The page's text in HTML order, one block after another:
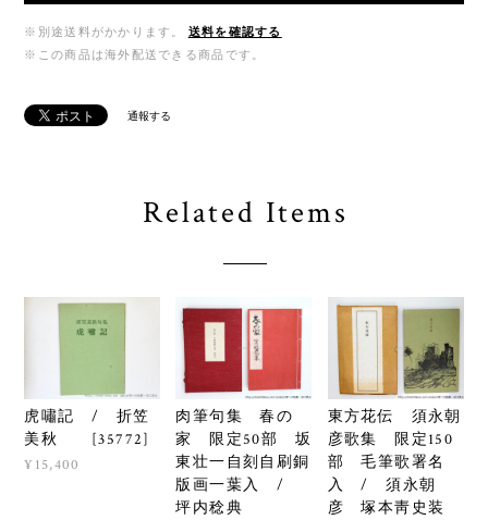
※別途送料がかかります。
送料を確認する
※この商品は海外配送できる商品です。
通報する
Related Items
虎嘯記 / 折笠
美秋 [35772]
¥15,400
肉筆句集 春の
家 限定50部 坂
東壮一自刻自刷銅
版画一葉入 /
坪内稔典
東方花伝 須永朝
彦歌集 限定150
部 毛筆歌署名
入 / 須永朝
彦 塚本靑史装